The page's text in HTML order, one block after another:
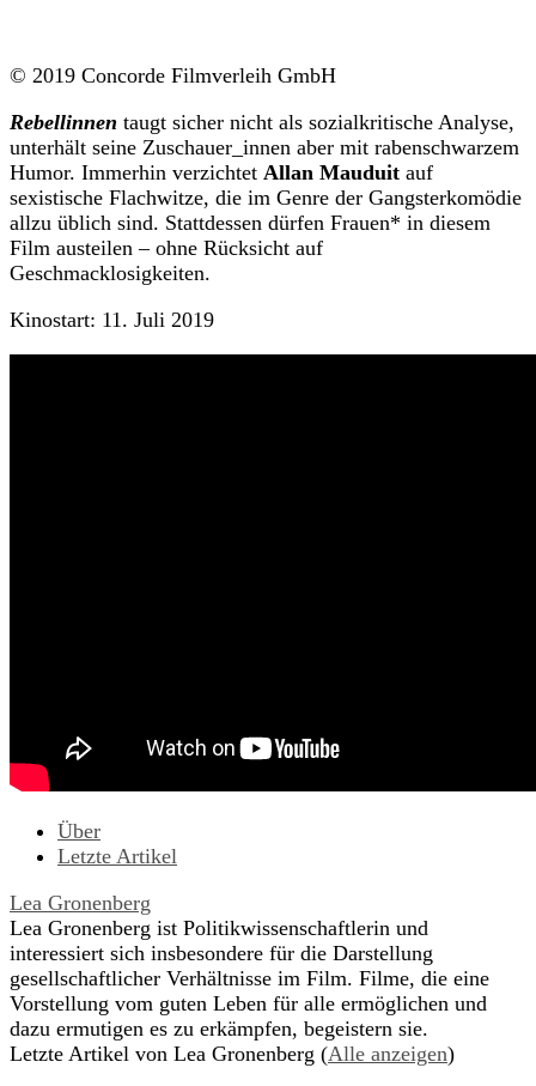
© 2019 Concorde Filmverleih GmbH
Rebellinnen taugt sicher nicht als sozialkritische Analyse,
unterhält seine Zuschauer_innen aber mit rabenschwarzem
Humor. Immerhin verzichtet Allan Mauduit auf
sexistische Flachwitze, die im Genre der Gangsterkomödie
allzu üblich sind. Stattdessen dürfen Frauen* in diesem
Film austeilen – ohne Rücksicht auf
Geschmacklosigkeiten.
Kinostart: 11. Juli 2019
Über
Letzte Artikel
Lea Gronenberg
Lea Gronenberg ist Politikwissenschaftlerin und
interessiert sich insbesondere für die Darstellung
gesellschaftlicher Verhältnisse im Film. Filme, die eine
Vorstellung vom guten Leben für alle ermöglichen und
dazu ermutigen es zu erkämpfen, begeistern sie.
Letzte Artikel von Lea Gronenberg (Alle anzeigen)